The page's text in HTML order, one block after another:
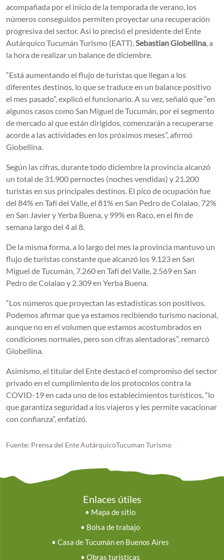
acompañada por el inicio de la temporada de verano, los
números conseguidos permiten proyectar una recuperación
progresiva del sector. Así lo precisó el presidente del Ente
Autárquico Tucumán Turismo (EATT),Sebastian Giobellina, a
la hora de realizar un balance de diciembre.
“Está aumentando el flujo de turistas que llegan a los
diferentes destinos, lo que se traduce en un balance positivo
el mes pasado”, explicó el funcionario. A su vez, señaló que “en
algunos casos como San Miguel de Tucumán, por el segmento
de mercado al que están dirigidos, comenzarán a recuperarse
acorde a las actividades en los próximos meses”, afirmó
Giobellina.
Según las cifras, durante todo diciembre la provincia alcanzó
un total de 31.900 pernoctes (noches vendidas) y 21.200
turistas en sus principales destinos. El pico de ocupación fue
del 84% en Tafí del Valle, el 81% en San Pedro de Colalao, 72%
en San Javier y Yerba Buena, y 99% en Raco, en el fin de
semana largo del 4 al 8.
De la misma forma, a lo largo del mes la provincia mantuvo un
flujo de turistas constante que alcanzó los 9.123 en San
Miguel de Tucumán, 7.260 en Tafí del Valle, 2.569 en San
Pedro de Colalao y 2.309 en Yerba Buena.
“Los números que proyectan las estadísticas son positivos.
Podemos afirmar que ya estamos recibiendo turismo nacional,
aunque no en el volumen que estamos acostumbrados en
condiciones normales, pero son cifras alentadoras”, remarcó
Giobellina.
Asimismo, el titular del Ente destacó el compromiso del sector
privado en el cumplimiento de los protocolos contra la
COVID-19 en cada uno de los establecimientos turísticos, “lo
que garantiza seguridad a los viajeros y les permite vacacionar
con confianza”, enfatizó.
Fuente: Prensa del Ente AutárquicoTucuman Turismo
Enlaces útiles
• Mapa de sitio
• Bolsa de trabajo
• Casa de Tucumán en Buenos Aires
• Obras turísticas